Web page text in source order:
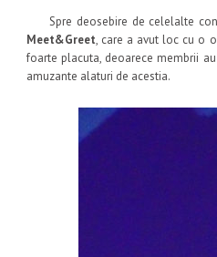
Spre deosebire de celelalte
Meet&Greet, care a avut loc cu o
foarte placuta, deoarece membrii
amuzante alaturi de acestia.